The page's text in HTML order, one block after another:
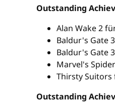
Outstanding
Alan Wake 2
Baldur's Gate
Baldur's Gate
Marvel's
Thirsty Suitors
Outstanding